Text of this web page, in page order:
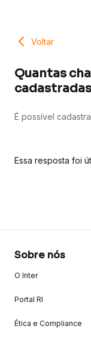
Voltar
Quantas
É possível
Essa resposta foi
Sobre nós
O Inter
Portal RI
Ética e Compliance